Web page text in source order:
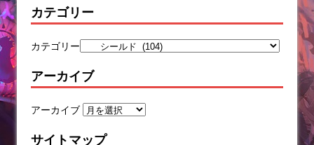
カテゴリー
カテゴリー
アーカイブ
アーカイブ
サイトマップ